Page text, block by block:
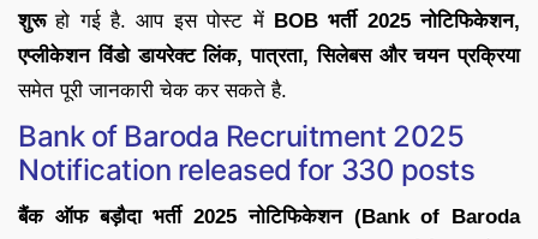
शुरूहो गई है. आप इस पोस्ट में BOB भर्ती 2025 नोटिफिकेशन,
एप्लीकेशन विंडो डायरेक्ट लिंक, पात्रता, सिलेबस और चयन प्रक्रिया
समेत पूरी जानकारी चेक कर सकते है.
Bank of Baroda Recruitment 2025
Notification released for 330 posts
बैंक ऑफ बड़ौदा भर्ती 2025 नोटिफिकेशन (Bank of Baroda